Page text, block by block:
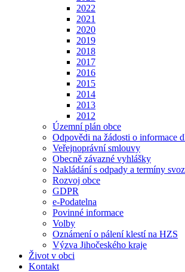
2022
2021
2020
2019
2018
2017
2016
2015
2014
2013
2012
Územní plán obce
Odpovědi na žádosti o informace
Veřejnoprávní smlouvy
Obecně závazné vyhlášky
Nakládání s odpady a termíny
Rozvoj obce
GDPR
e-Podatelna
Povinné informace
Volby
Oznámení o pálení klestí na HZS
Výzva Jihočeského kraje
Život v obci
Kontakt